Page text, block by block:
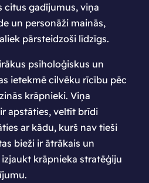
citus gadījumus, viņa
un personāži mainās,
pārsteidzoši līdzīgs.
psiholoģiskus un
ietekmē cilvēku rīcību pēc
krāpnieki. Viņa
apstāties, veltīt brīdi
ar kādu, kurš nav tieši
bieži ir ātrākais un
krāpnieka stratēģiju